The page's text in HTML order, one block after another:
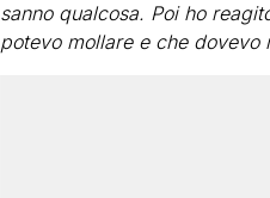
sanno qualcosa. Poi ho
potevo mollare e che dovevo